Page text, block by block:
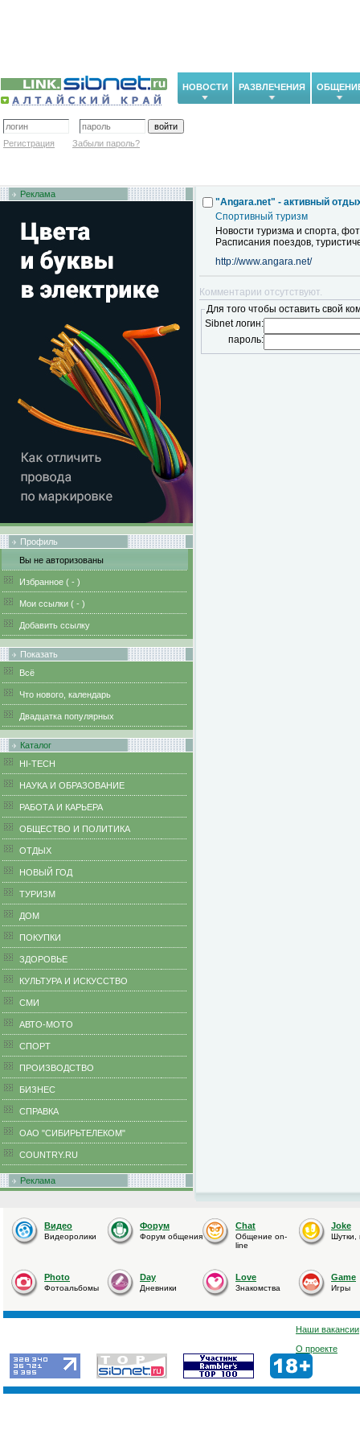
НОВОСТИ РАЗВЛЕЧЕНИЯ
Регистрация Забыли пароль?
Реклама
Профиль
Вы не авторизованы
Избранное ( - )
Мои ссылки ( - )
Добавить ссылку
Показать
Всё
Что нового, календарь
Двадцатка популярных
Каталог
HI-TECH
НАУКА И ОБРАЗОВАНИЕ
РАБОТА И КАРЬЕРА
ОБЩЕСТВО И ПОЛИТИКА
ОТДЫХ
НОВЫЙ ГОД
ТУРИЗМ
ДОМ
ПОКУПКИ
ЗДОРОВЬЕ
КУЛЬТУРА И ИСКУССТВО
СМИ
АВТО-МОТО
СПОРТ
ПРОИЗВОДСТВО
БИЗНЕС
CПРАВКА
ОАО "СИБИРЬТЕЛЕКОМ"
COUNTRY.RU
Реклама
"Angara.net" - активный
Спортивный туризм
Новости туризма и спорта,
Расписания поездов,
http://www.angara.net/
Комментарии отсутствуют.
Для того чтобы оставить свой
Sibnet логин:
пароль:
Видео
Видеоролики
Форум
Форум общения
Chat
Общение on-
line
Joke
Шутки,
Photo
Фотоальбомы
Day
Дневники
Love
Знакомства
Game
Игры
Наши вакансии
О проекте